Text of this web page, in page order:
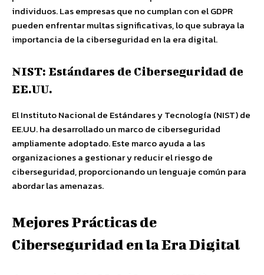
individuos. Las empresas que no cumplan con el GDPR
pueden enfrentar multas significativas, lo que subraya la
importancia de la ciberseguridad en la era digital.
NIST: Estándares de Ciberseguridad de
EE.UU.
El Instituto Nacional de Estándares y Tecnología (NIST) de
EE.UU. ha desarrollado un marco de ciberseguridad
ampliamente adoptado. Este marco ayuda a las
organizaciones a gestionar y reducir el riesgo de
ciberseguridad, proporcionando un lenguaje común para
abordar las amenazas.
Mejores Prácticas de
Ciberseguridad en la Era Digital